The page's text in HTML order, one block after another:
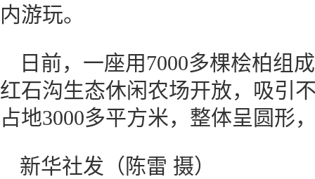
内游玩。
日前，一座用7000多棵桧柏组
红石沟生态休闲农场开放，吸引
占地3000多平方米，整体呈圆形
新华社发（陈雷 摄）